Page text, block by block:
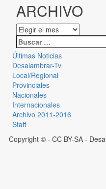
ARCHIVO
Últimas Noticias
Desalambrar-Tv
Local/Regional
Provinciales
Nacionales
Internacionales
Archivo 2011-2016
Staff
Copyright © - CC BY-SA -